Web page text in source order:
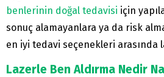
benlerinin doğal tedavisi için
sonuç alamayanlara ya da risk
en iyi tedavi seçenekleri arasında
Lazerle Ben Aldırma Nedir